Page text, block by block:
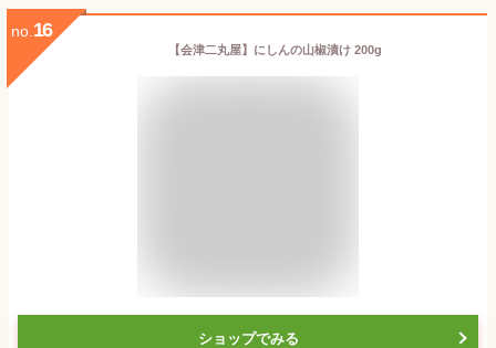
no. 16
【会津二丸屋】にしんの山椒漬け 200g
ショップでみる